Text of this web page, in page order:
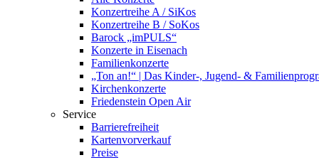
Konzertreihe A / SiKos
Konzertreihe B / SoKos
Barock „imPULS“
Konzerte in Eisenach
Familienkonzerte
„Ton an!“ | Das Kinder-, Jugend- &
Kirchenkonzerte
Friedenstein Open Air
Service
Barrierefreiheit
Kartenvorverkauf
Preise